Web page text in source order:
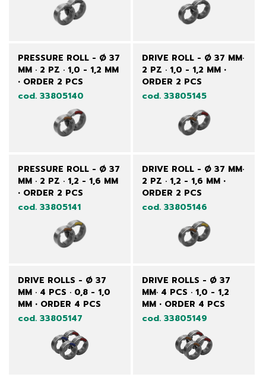
PRESSURE ROLL - Ø 37
MM · 2 PZ · 1,0 - 1,2 MM
• ORDER 2 PCS
cod. 33805140
DRIVE ROLL - Ø 37 MM·
2 PZ · 1,0 - 1,2 MM •
ORDER 2 PCS
cod. 33805145
PRESSURE ROLL - Ø 37
MM · 2 PZ · 1,2 - 1,6 MM
• ORDER 2 PCS
cod. 33805141
DRIVE ROLL - Ø 37 MM·
2 PZ · 1,2 - 1,6 MM •
ORDER 2 PCS
cod. 33805146
DRIVE ROLLS - Ø 37
MM · 4 PCS · 0,8 - 1,0
MM • ORDER 4 PCS
cod. 33805147
DRIVE ROLLS - Ø 37
MM· 4 PCS · 1,0 - 1,2
MM • ORDER 4 PCS
cod. 33805149